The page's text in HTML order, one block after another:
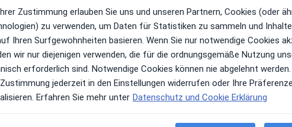
Maps
Heute
6 Aug
Morgen
7 Aug
Sa,
8 Aug
So,
9 Aug
Online-Terminbuchung nicht verfügbar
Terminanfrage senden
Zustimmung erlauben Sie uns und unseren Partnern, Cookies (oder
zu verwenden, um Daten für Statistiken zu sammeln und
Ihren Surfgewohnheiten basieren. Wenn Sie nur notwendige Cookies
wir nur diejenigen verwenden, die für die ordnungsgemäße Nutzung
erforderlich sind. Notwendige Cookies können nie abgelehnt werden.
jederzeit in den Einstellungen widerrufen oder Ihre
Erfahren Sie mehr unter Datenschutz und Cookie Erklärung